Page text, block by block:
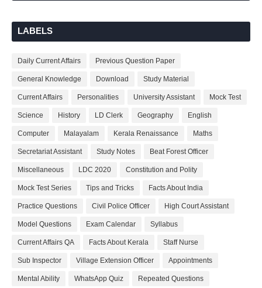
LABELS
Daily Current Affairs Previous Question Paper
General Knowledge Download Study Material
Current Affairs Personalities University Assistant Mock Test
Science History LD Clerk Geography English
Computer Malayalam Kerala Renaissance Maths
Secretariat Assistant Study Notes Beat Forest Officer
Miscellaneous LDC 2020 Constitution and Polity
Mock Test Series Tips and Tricks Facts About India
Practice Questions Civil Police Officer High Court Assistant
Model Questions Exam Calendar Syllabus
Current Affairs QA Facts About Kerala Staff Nurse
Sub Inspector Village Extension Officer Appointments
Mental Ability WhatsApp Quiz Repeated Questions